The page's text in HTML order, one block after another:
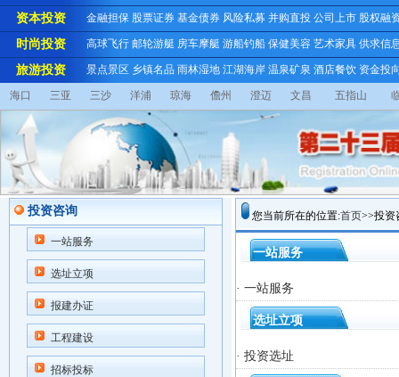
资本投资 金融担保 股票证券 基金债券 风险私募 并购直投 公司上市 股权融
时尚投资 高球飞行 邮轮游艇 房车摩艇 游船钓船 保健美容 艺术家具 供求信
旅游投资 景点景区 乡镇名品 雨林湿地 江湖海岸 温泉矿泉 酒店餐饮 资金投
海口 三亚 三沙 洋浦 琼海 儋州 澄迈 文昌 五指山
投资咨询
一站服务
选址立项
报建办证
工程建设
招标投标
您当前所在的位置:首页>>投资
一站服务
· 一站服务
选址立项
· 投资选址